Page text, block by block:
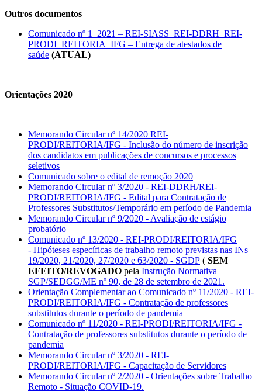
Outros documentos
Comunicado nº 1_2021 – REI-SIASS_REI-DDRH_REI-
PRODI_REITORIA_IFG – Entrega de atestados de
saúde (ATUAL)
Orientações 2020
Memorando Circular nº 14/2020 REI-
PRODI/REITORIA/IFG - Inclusão do número de inscrição
dos candidatos em publicações de concursos e processos
seletivos
Comunicado sobre o edital de remoção 2020
Memorando Circular nº 3/2020 - REI-DDRH/REI-
PRODI/REITORIA/IFG - Edital para Contratação de
Professores Substitutos/Temporário em período de Pandemia
Memorando Circular nº 9/2020 - Avaliação de estágio
probatório
Comunicado nº 13/2020 - REI-PRODI/REITORIA/IFG
- Hipóteses específicas de trabalho remoto previstas nas INs
19/2020, 21/2020, 27/2020 e 63/2020 - SGDP ( SEM
EFEITO/REVOGADO pela Instrução Normativa
SGP/SEDGG/ME nº 90, de 28 de setembro de 2021.
Orientação Complementar ao Comunicado nº 11/2020 - REI-
PRODI/REITORIA/IFG - Contratação de professores
substitutos durante o período de pandemia
Comunicado nº 11/2020 - REI-PRODI/REITORIA/IFG -
Contratação de professores substitutos durante o período de
pandemia
Memorando Circular nº 3/2020 - REI-
PRODI/REITORIA/IFG - Capacitação de Servidores
Memorando Circular nº 2/2020 - Orientações sobre Trabalho
Remoto - Situação COVID-19.